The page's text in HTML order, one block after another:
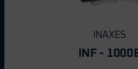
programů během obrábění jiné
CNC režimem. Tyto frézky
mezi konvenčními stroji a CNC
INAXES
INF -